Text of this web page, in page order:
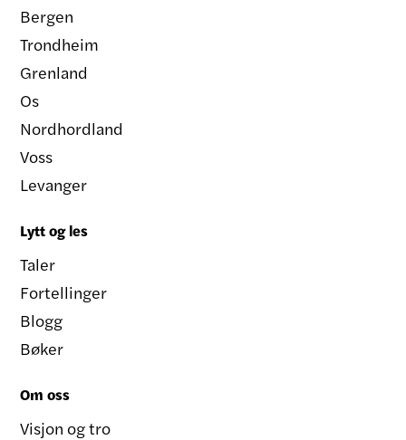
Bergen
Trondheim
Grenland
Os
Nordhordland
Voss
Levanger
Lytt og les
Taler
Fortellinger
Blogg
Bøker
Om oss
Visjon og tro